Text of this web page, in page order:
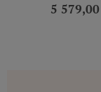
5 579,00